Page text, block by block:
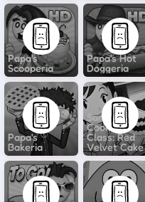
Papa's
Scooperia
Papa's Hot
Doggeria
Papa's
Bakeria
Sara's
Cooking
Class: Red
Velvet Cake